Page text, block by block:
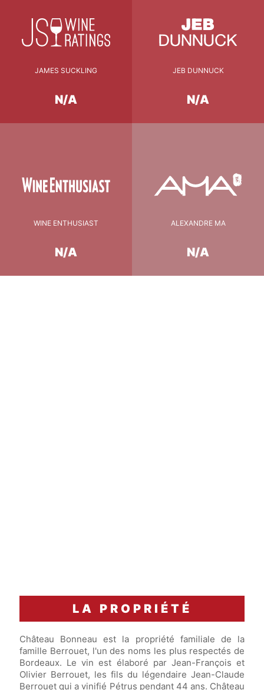
JAMES SUCKLING
N/A
JEB DUNNUCK
N/A
WINE ENTHUSIAST
N/A
ALEXANDRE MA
N/A
LA PROPRIÉTÉ
Château Bonneau est la propriété familiale de la
famille Berrouet, l'un des noms les plus respectés de
Bordeaux. Le vin est élaboré par Jean-François et
Olivier Berrouet, les fils du légendaire Jean-Claude
Berrouet qui a vinifié Pétrus pendant 44 ans. Château